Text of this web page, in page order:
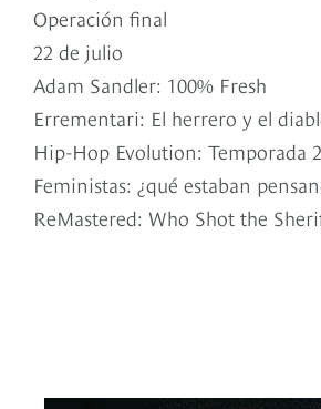
Operación final
22 de julio
Adam Sandler: 100% Fresh
Errementari: El herrero y el
Hip-Hop Evolution: Temporada 2
Feministas: ¿qué estaban
ReMastered: Who Shot the